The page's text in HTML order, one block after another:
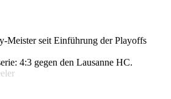
Meister seit Einführung der Playoffs
4:3 gegen den Lausanne HC.